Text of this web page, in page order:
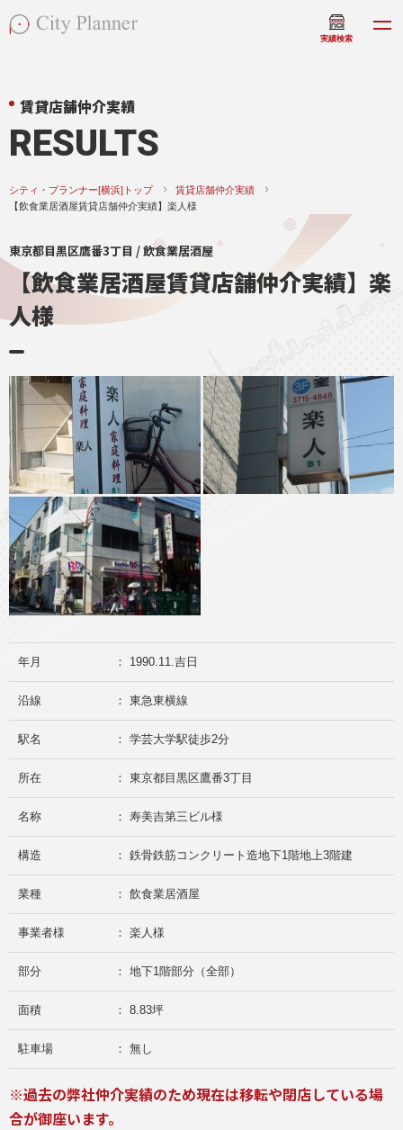
実績検索
賃貸店舗仲介実績
RESULTS
シティ・プランナー[横浜]トップ
賃貸店舗仲介実績
【飲食業居酒屋賃貸店舗仲介実績】楽人様
東京都目黒区鷹番3丁目 / 飲食業居酒屋
【飲食業居酒屋賃貸店舗仲介実績】楽
人様
年月 ： 1990.11.吉日
沿線 ： 東急東横線
駅名 ： 学芸大学駅徒歩2分
所在 ： 東京都目黒区鷹番3丁目
名称 ： 寿美吉第三ビル様
構造 ： 鉄骨鉄筋コンクリート造地下1階地上3階建
業種 ： 飲食業居酒屋
事業者様 ： 楽人様
部分 ： 地下1階部分（全部）
面積 ： 8.83坪
駐車場 ： 無し
※過去の弊社仲介実績のため現在は移転や閉店している場
合が御座います。